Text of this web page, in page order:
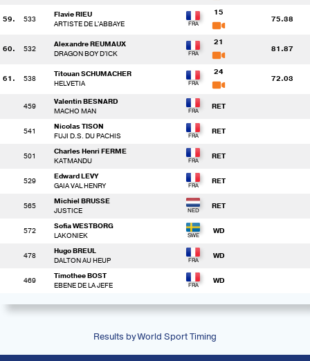
59. 533
Flavie RIEU
ARTISTE DE L'ABBAYE
15
75.38
60. 532
Alexandre REUMAUX
DRAGON BOY D'ICK
21
81.87
61. 538
Titouan SCHUMACHER
HELVETIA
24
72.03
459
Valentin BESNARD
MACHO MAN
RET
541
Nicolas TISON
FUJI D.S. DU PACHIS
RET
501
Charles Henri FERME
KATMANDU
RET
529
Edward LEVY
GAIA VAL HENRY
RET
565
Michiel BRUSSE
JUSTICE
RET
572
Sofia WESTBORG
LAKONIEK
WD
478
Hugo BREUL
DALTON AU HEUP
WD
469
Timothee BOST
EBENE DE LA JEFE
WD
Results by World Sport Timing